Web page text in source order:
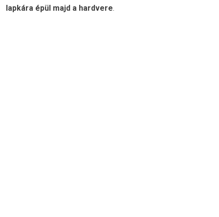
lapkára épül majd a hardvere.